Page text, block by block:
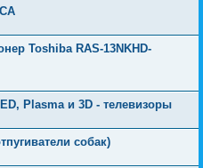
Toshiba RAS-13NKHD-
Plasma и 3D - телевизоры
собак)